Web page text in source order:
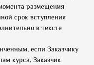
размещения
срок вступления
в тексте
если Заказчику
курса, Заказчик